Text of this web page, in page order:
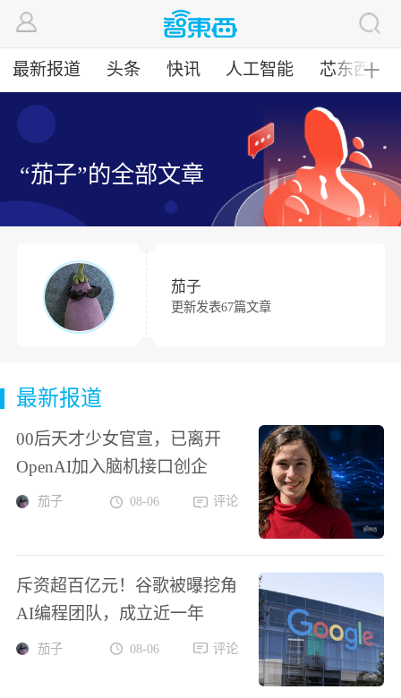
最新报道 头条 快讯 人工智能 芯东西╋
“茄子”的全部文章
茄子
更新发表67篇文章
最新报道
00后天才少女官宣，已离开
OpenAI加入脑机接口创企
茄子 08-06 评论
斥资超百亿元！谷歌被曝挖角
AI编程团队，成立近一年
茄子 08-06 评论